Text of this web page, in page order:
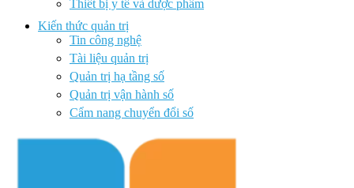
Thiết bị y tế và dược phẩm
Kiến thức quản trị
Tin công nghệ
Tài liệu quản trị
Quản trị hạ tầng số
Quản trị vận hành số
Cẩm nang chuyển đổi số